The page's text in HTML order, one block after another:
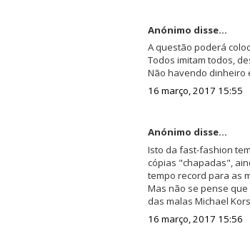
Anónimo disse...
A questão poderá
Todos imitam todos,
Não havendo dinheiro
16 março, 2017 15:55
Anónimo disse...
Isto da fast-fashion
cópias "chapadas",
tempo record para as
Mas não se pense
das malas Michael
16 março, 2017 15:56